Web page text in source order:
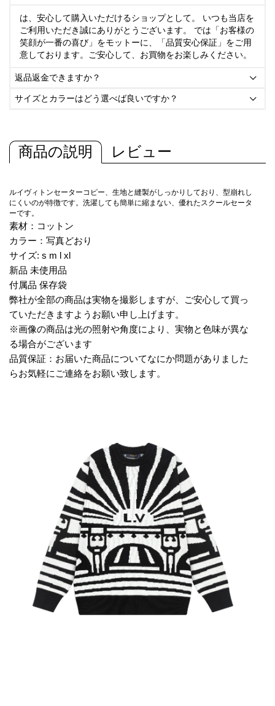
は、安心して購入いただけるショップとして。 いつも当店を
ご利用いただき誠にありがとうございます。 では「お客様の
笑顔が一番の喜び」をモットーに、「品質安心保証」をご用
意しております。ご安心して、お買物をお楽しみください。
返品返金できますか？ 
サイズとカラーはどう選べば良いですか？ 
商品の説明 レビュー
ルイヴィトンセーターコピー、生地と縫製がしっかりしており、型崩れし
にくいのが特徴です。洗濯しても簡単に縮まない、優れたスクールセータ
ーです。
素材：コットン
カラー：写真どおり
サイズ: s m l xl
新品 未使用品
付属品 保存袋
弊社が全部の商品は実物を撮影しますが、ご安心して買っ
ていただきますようお願い申し上げます。
※画像の商品は光の照射や角度により、実物と色味が異な
る場合がございます
品質保証：お届いた商品についてなにか問題がありました
らお気軽にご連絡をお願い致します。